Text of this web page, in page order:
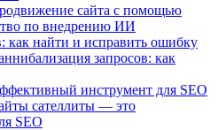
сайта с помощью
по внедрению ИИ
запросов: как
сателлиты — это
SEO